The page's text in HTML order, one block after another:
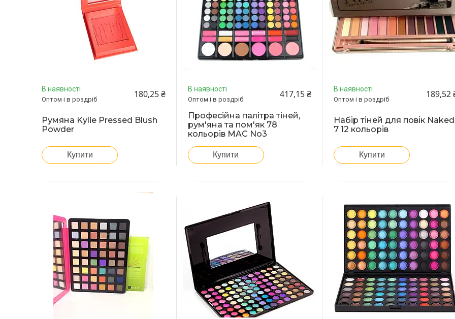
В наявності
Оптом і в роздріб 180,25 ₴
Румяна Kylie Pressed Blush
Powder
Купити
В наявності
Оптом і в роздріб 417,15 ₴
Професійна палітра тіней,
рум'яна та пом'як 78
кольорів MAC No3
Купити
В наявності
Оптом і в роздріб 189,52
Набір тіней для повік Naked
7 12 кольорів
Купити